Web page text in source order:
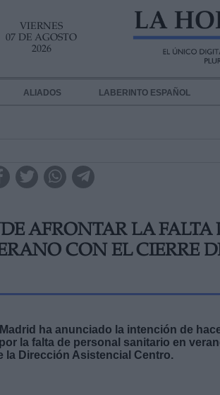
VIERNES
07 DE AGOSTO
2026
ALIADOS LABERINTO ESPAÑOL
AFRONTAR LA FALTA
CON EL CIERRE
ha anunciado la intención de
la falta de personal sanitario en
la Dirección Asistencial Centro.
TUS DATOS